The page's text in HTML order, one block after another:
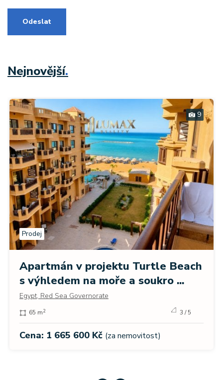
Odeslat
Nejnovější.
9
Prodej
Apartmán v projektu Turtle Beach
s výhledem na moře a soukro ...
Egypt, Red Sea Governorate
65 m2 3 / 5
Cena: 1 665 600 Kč (za nemovitost)